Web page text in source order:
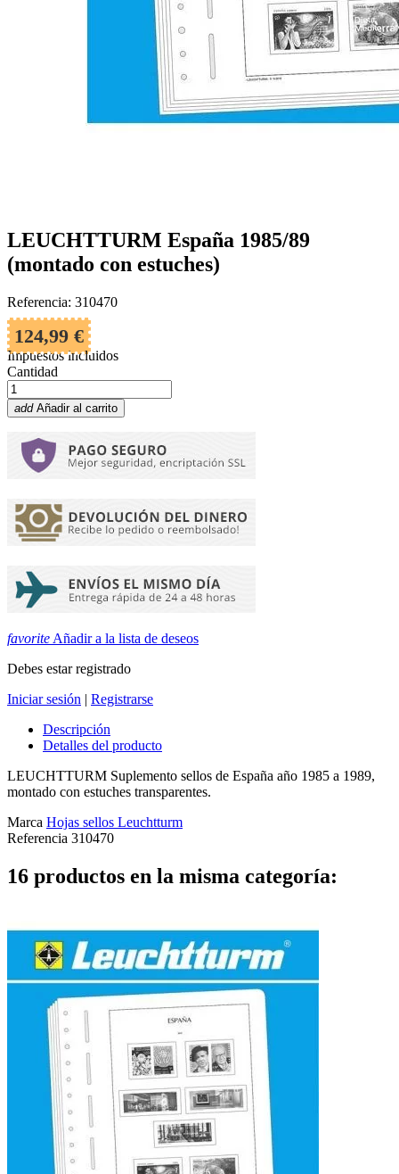
LEUCHTTURM España 1985/89
(montado con estuches)
Referencia: 310470
124,99 €
Impuestos incluidos
Cantidad
add Añadir al carrito
favorite Añadir a la lista de deseos
Debes estar registrado
Iniciar sesión | Registrarse
Descripción
Detalles del producto
LEUCHTTURM Suplemento sellos de España año 1985 a 1989,
montado con estuches transparentes.
Marca Hojas sellos Leuchtturm
Referencia 310470
16 productos en la misma categoría: